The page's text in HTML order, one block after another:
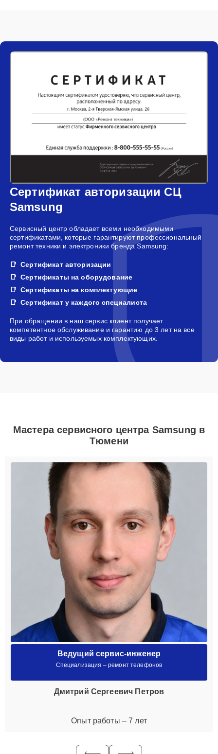
Сертификат авторизации СЦ
Samsung
Сервисный центр обладает всеми необходимыми
сертификатами, которые гарантируют профессиональный
ремонт техники и электроники бренда Samsung:
Сертификат авторизации
Сертификаты на оборудование
Сертификаты на комплектующие
Сертификат у каждого специалиста
При обращении в наш сервис клиент получает
компетентное обслуживание и гарантию до 3 лет на все
виды работ и используемых комплектующих.
Мастера сервисного центра Samsung в
Тюмени
Ведущий сервис-инженер
Специализация – ремонт телефонов
Дмитрий Сергеевич Петров
Опыт работы – 7 лет